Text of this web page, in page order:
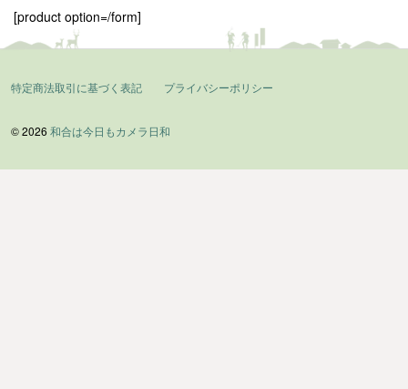
[product option=/form]
特定商法取引に基づく表記 プライバシーポリシー
© 2026 和合は今日もカメラ日和